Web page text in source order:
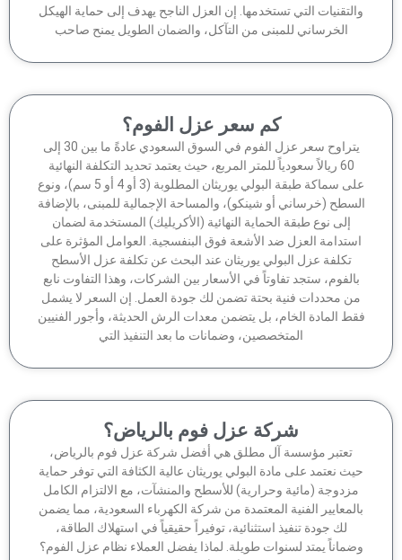
التي تستخدمها. إن العزل الناجح يهدف إلى حماية الهيكل
الخرساني للمبنى من التآكل، والضمان الطويل يمنح صاحب
كم سعر عزل الفوم؟
يتراوح سعر عزل الفوم في السوق السعودي عادةً ما بين 30 إلى
60 ريالاً سعودياً للمتر المربع، حيث يعتمد تحديد التكلفة النهائية
على سماكة طبقة البولي يوريثان المطلوبة (3 أو 4 أو 5 سم)، ونوع
(خرساني أو شينكو)، والمساحة الإجمالية للمبنى، بالإضافة
إلى نوع طبقة الحماية النهائية (الأكريليك) المستخدمة لضمان
العزل ضد الأشعة فوق البنفسجية. العوامل المؤثرة على
تكلفة عزل البولي يوريثان عند البحث عن تكلفة عزل الأسطح
ستجد تفاوتاً في الأسعار بين الشركات، وهذا التفاوت نابع
محددات فنية بحتة تضمن لك جودة العمل. إن السعر لا يشمل
المادة الخام، بل يتضمن معدات الرش الحديثة، وأجور الفنيين
المتخصصين، وضمانات ما بعد التنفيذ التي
شركة عزل فوم بالرياض؟
تعتبر مؤسسة آل مطلق هي أفضل شركة عزل فوم بالرياض،
نعتمد على مادة البولي يوريثان عالية الكثافة التي توفر حماية
(مائية وحرارية) للأسطح والمنشآت، مع الالتزام الكامل
الفنية المعتمدة من شركة الكهرباء السعودية، مما يضمن
لك جودة تنفيذ استثنائية، توفيراً حقيقياً في استهلاك الطاقة،
يمتد لسنوات طويلة. لماذا يفضل العملاء نظام عزل الفوم؟